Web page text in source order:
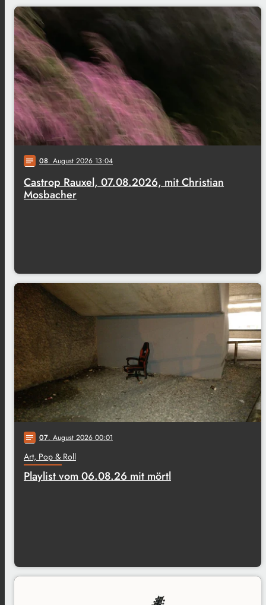
notes 08. August 2026 13:04
Castrop Rauxel, 07.08.2026, mit Christian
Mosbacher
notes 07. August 2026 00:01
Art, Pop & Roll
Playlist vom 06.08.26 mit mörtl